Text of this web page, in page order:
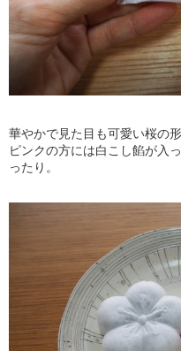
華やかで見た目も可愛い桜の
ピンクの方には白こし餡が入
ったり。